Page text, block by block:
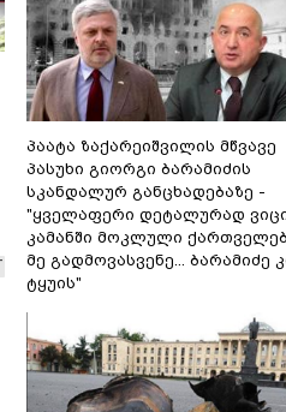
პაატა ზაქარეიშვილის მწვავე
პასუხი გიორგი ბარამიძის
სკანდალურ განცხადებაზე -
"ყველაფერი დეტალურად
კამანში მოკლული
მე გადმოვასვენე... ბარამიძე
ტყუის"